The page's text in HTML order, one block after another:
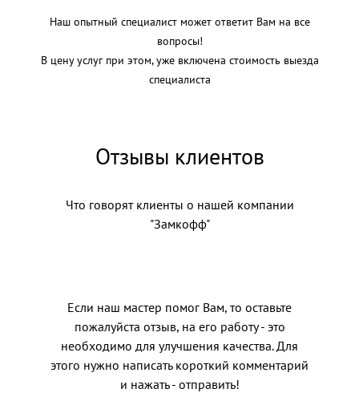
Наш опытный специалист может ответит Вам на все
вопросы!
В цену услуг при этом, уже включена стоимость выезда
специалиста
Отзывы клиентов
Что говорят клиенты о нашей компании
"Замкофф"
Если наш мастер помог Вам, то оставьте
пожалуйста отзыв, на его работу - это
необходимо для улучшения качества. Для
этого нужно написать короткий комментарий
и нажать - отправить!